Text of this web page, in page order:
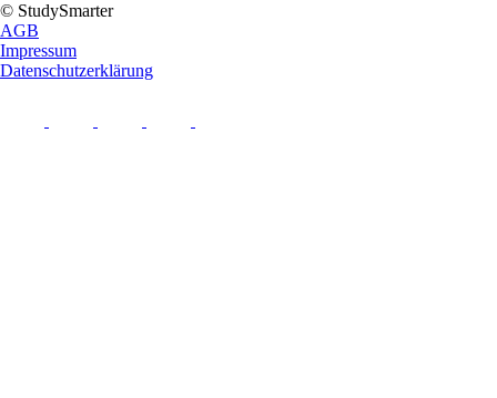
© StudySmarter
AGB
Impressum
Datenschutzerklärung